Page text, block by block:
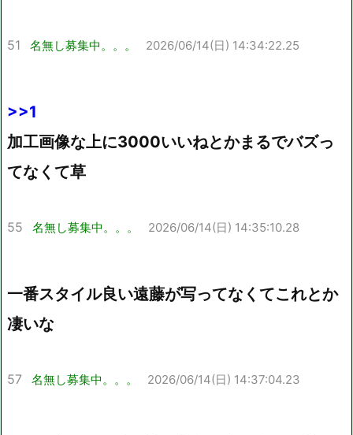
51 名無し募集中。。。 2026/06/14(日) 14:34:22.25
>>1
加工画像な上に3000いいねとかまるでバズっ
てなくて草
55 名無し募集中。。。 2026/06/14(日) 14:35:10.28
一番スタイル良い遠藤が写ってなくてこれとか
凄いな
57 名無し募集中。。。 2026/06/14(日) 14:37:04.23